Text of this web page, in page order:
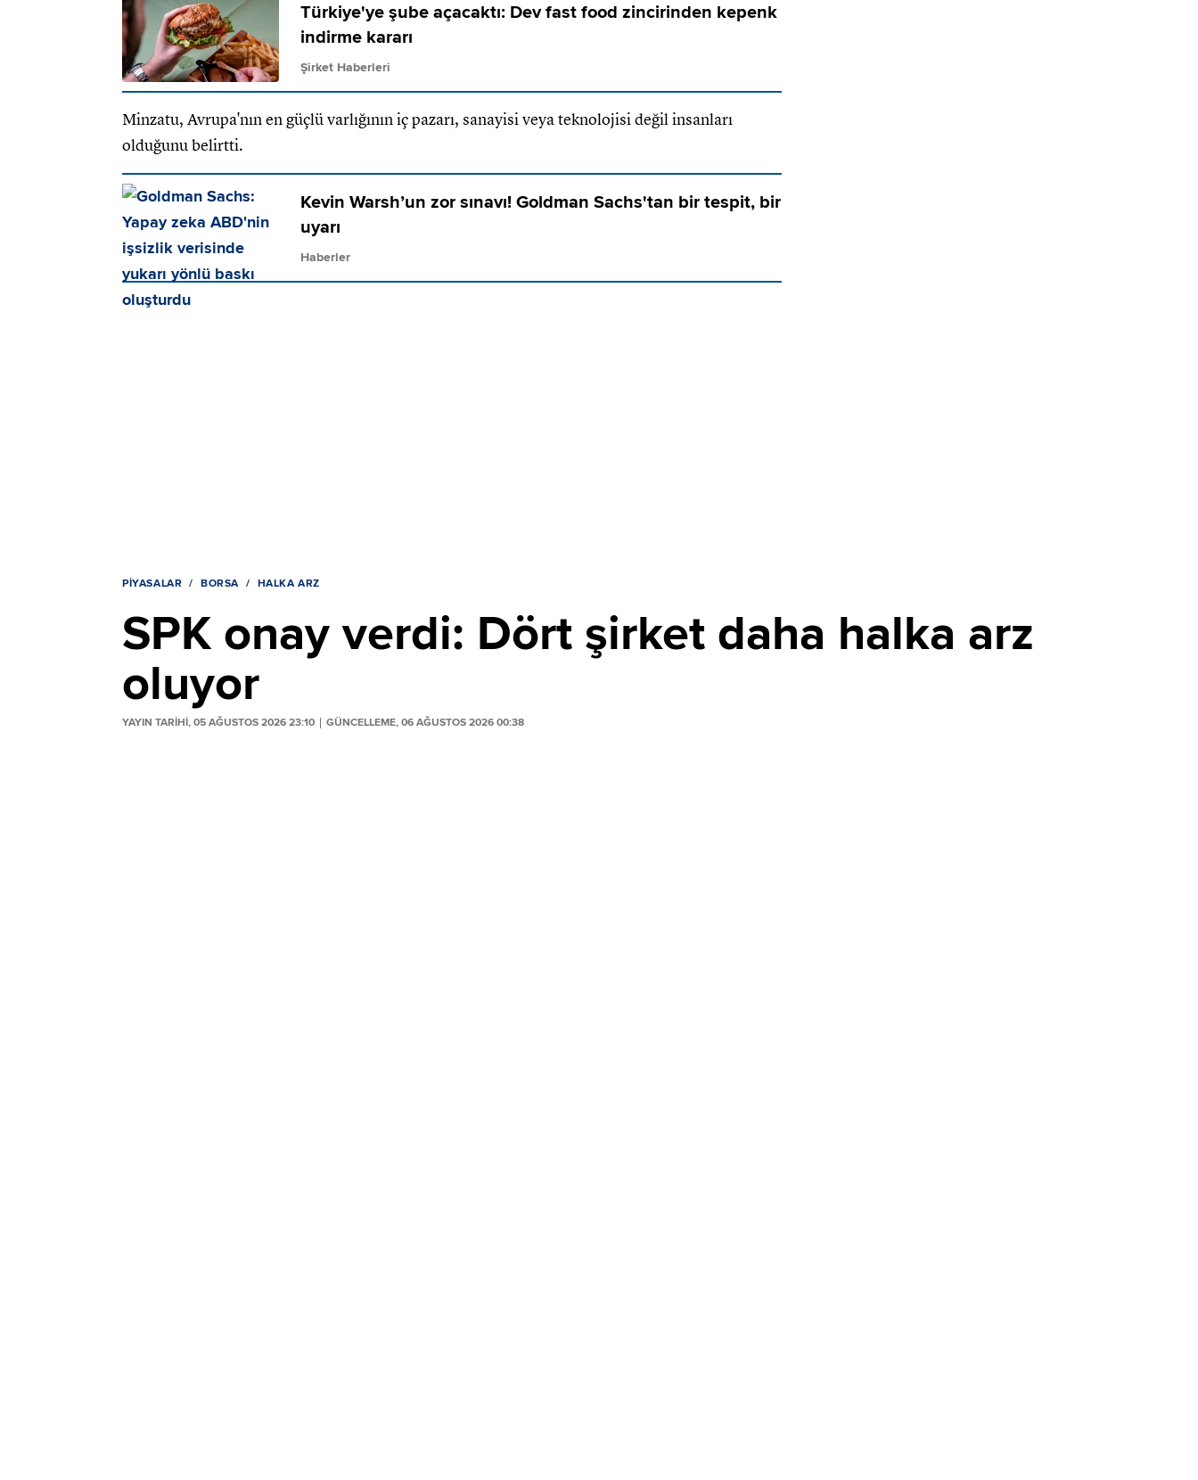
Türkiye'ye şube açacaktı: Dev fast food zincirinden kepenk
indirme kararı
Şirket Haberleri
Minzatu, Avrupa'nın en güçlü varlığının iç pazarı, sanayisi veya teknolojisi değil insanları
olduğunu belirtti.
Kevin Warsh’un zor sınavı! Goldman Sachs'tan bir tespit, bir
uyarı
Haberler
PIYASALAR BORSA HALKA ARZ
SPK onay verdi: Dört şirket daha halka arz
oluyor
YAYIN TARİHİ, 05 AĞUSTOS 2026 23:10 GÜNCELLEME, 06 AĞUSTOS 2026 00:38